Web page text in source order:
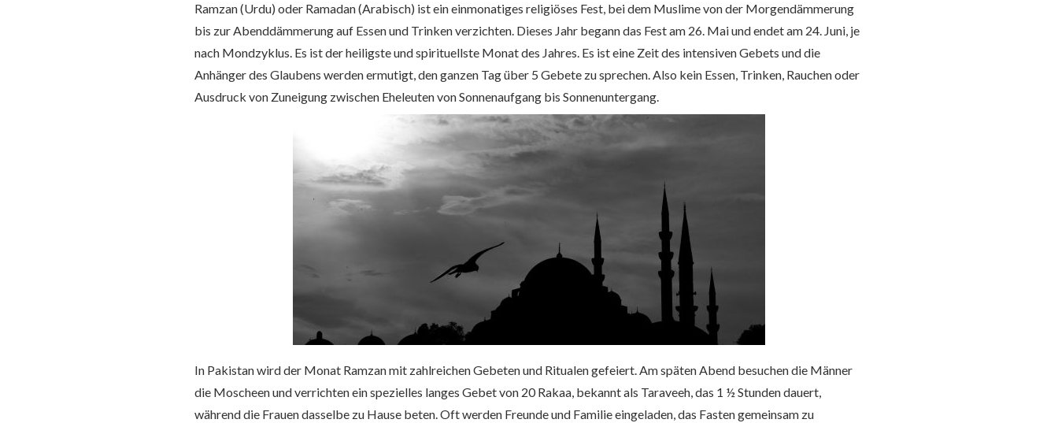
Ramzan (Urdu) oder Ramadan (Arabisch) ist ein einmonatiges religiöses Fest, bei dem Muslime von der Morgendämmerung
bis zur Abenddämmerung auf Essen und Trinken verzichten. Dieses Jahr begann das Fest am 26. Mai und endet am 24. Juni, je
nach Mondzyklus. Es ist der heiligste und spirituellste Monat des Jahres. Es ist eine Zeit des intensiven Gebets und die
Anhänger des Glaubens werden ermutigt, den ganzen Tag über 5 Gebete zu sprechen. Also kein Essen, Trinken, Rauchen oder
Ausdruck von Zuneigung zwischen Eheleuten von Sonnenaufgang bis Sonnenuntergang.
In Pakistan wird der Monat Ramzan mit zahlreichen Gebeten und Ritualen gefeiert. Am späten Abend besuchen die Männer
die Moscheen und verrichten ein spezielles langes Gebet von 20 Rakaa, bekannt als Taraveeh, das 1 ½ Stunden dauert,
während die Frauen dasselbe zu Hause beten. Oft werden Freunde und Familie eingeladen, das Fasten gemeinsam zu